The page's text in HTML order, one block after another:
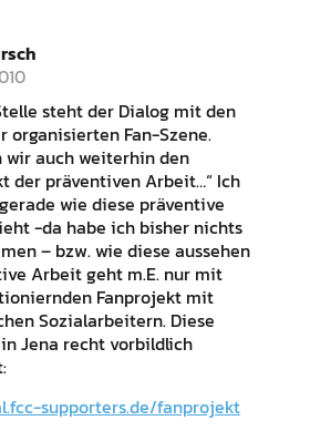
steht der Dialog mit den
organisierten Fan-Szene.
wir auch weiterhin den
der präventiven Arbeit…“ Ich
wie diese präventive
-da habe ich bisher nichts
– bzw. wie diese aussehen
Arbeit geht m.E. nur mit
Fanprojekt mit
Sozialarbeitern. Diese
Jena recht vorbildlich
supporters.de/fanprojekt